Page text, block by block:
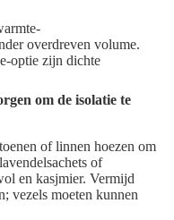
overdreven volume.
optie zijn dichte
om de isolatie te
of linnen hoezen om
of
en kasjmier. Vermijd
vezels moeten kunnen